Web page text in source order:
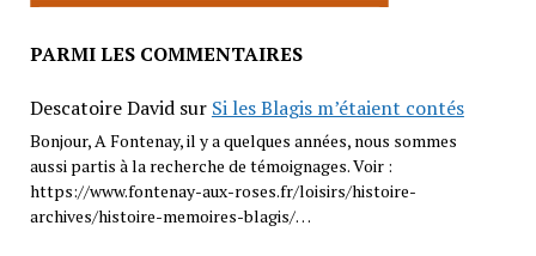
PARMI LES COMMENTAIRES
Descatoire Davidsur Si les Blagis m’étaient contés
Bonjour, A Fontenay, il y a quelques années, nous sommes
aussi partis à la recherche de témoignages. Voir :
https://www.fontenay-aux-roses.fr/loisirs/histoire-
archives/histoire-memoires-blagis/…